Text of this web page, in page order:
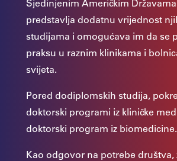
Sjedinjenim Američkim
predstavlja dodatnu vrijednost
studijama i omogućava im da se
praksu u raznim klinikama i
svijeta.
Pored dodiplomskih studija,
doktorski programi iz kliničke
doktorski program iz biomedicine.
Kao odgovor na potrebe društva,